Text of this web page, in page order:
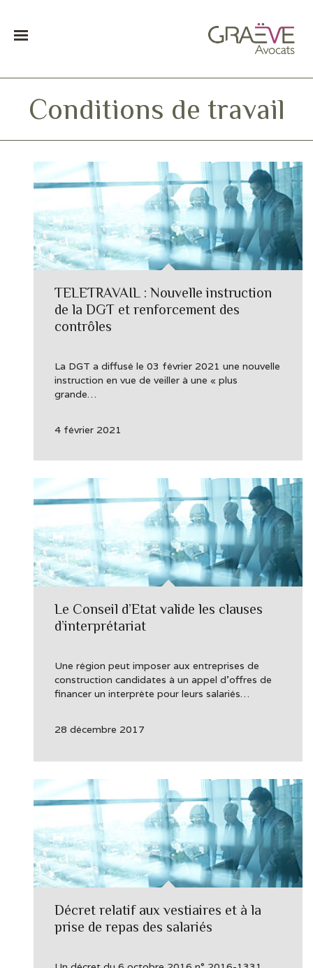
Conditions de travail
TELETRAVAIL : Nouvelle instruction
de la DGT et renforcement des
contrôles
La DGT a diffusé le 03 février 2021 une nouvelle
instruction en vue de veiller à une « plus
grande…
4 février 2021
Le Conseil d’Etat valide les clauses
d’interprétariat
Une région peut imposer aux entreprises de
construction candidates à un appel d’offres de
financer un interprète pour leurs salariés…
28 décembre 2017
Décret relatif aux vestiaires et à la
prise de repas des salariés